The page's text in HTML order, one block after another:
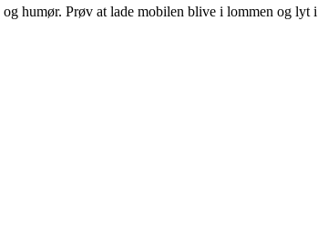
humør. Prøv at lade mobilen blive i lommen og lyt i